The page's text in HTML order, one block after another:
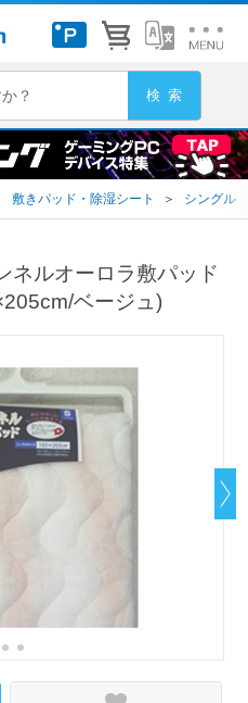
敷きパッド・除湿シート ＞ シングル
ネルオーロラ敷パッド
ベージュ)